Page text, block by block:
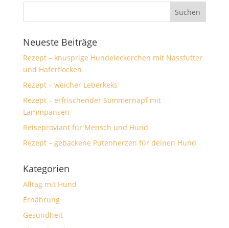
Neueste Beiträge
Rezept – knusprige Hundeleckerchen mit Nassfutter
und Haferflocken
Rezept – weicher Leberkeks
Rezept – erfrischender Sommernapf mit
Lammpansen
Reiseproviant für Mensch und Hund
Rezept – gebackene Putenherzen für deinen Hund
Kategorien
Alltag mit Hund
Ernährung
Gesundheit